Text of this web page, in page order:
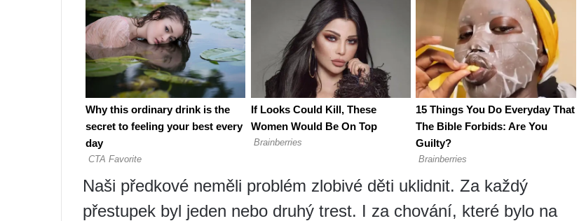
Naši předkové neměli problém zlobivé děti uklidnit. Za každý
přestupek byl jeden nebo druhý trest. I za chování, které bylo na